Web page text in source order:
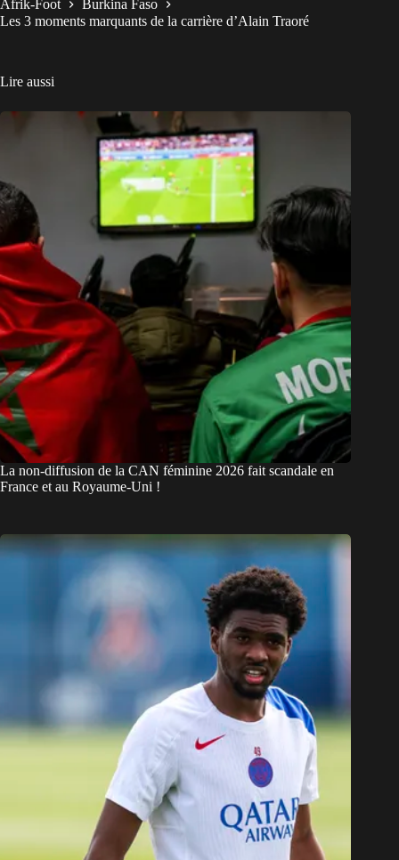
Afrik-Foot
Burkina Faso
Les 3 moments marquants de la carrière d’Alain Traoré
Lire aussi
La non-diffusion de la CAN féminine 2026 fait scandale en
France et au Royaume-Uni !